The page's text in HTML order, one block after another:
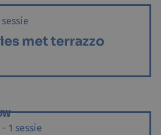
met terrazzo
1 sessie